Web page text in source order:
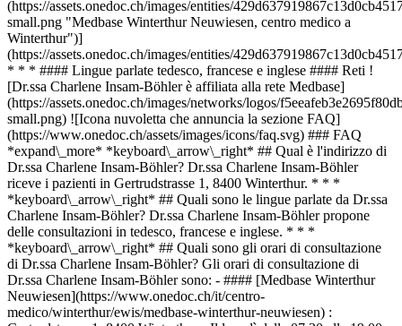
(https://assets.onedoc.ch/images/entities/
small.png "Medbase Winterthur Neuwiesen, centro medico a
Winterthur")]
(https://assets.onedoc.ch/images/entities/
* * * #### Lingue parlate tedesco, francese e inglese #### Reti !
[Dr.ssa Charlene Insam-Böhler è affiliata alla rete Medbase]
(https://assets.onedoc.ch/images/networks/logos/
small.png) ![Icona nuvoletta che annuncia la sezione FAQ]
(https://www.onedoc.ch/assets/images/icons/faq.svg) ### FAQ
*expand\_more* *keyboard\_arrow\_right* ## Qual è l'indirizzo di
Dr.ssa Charlene Insam-Böhler? Dr.ssa Charlene Insam-Böhler
riceve i pazienti in Gertrudstrasse 1, 8400 Winterthur. * * *
*keyboard\_arrow\_right* ## Quali sono le lingue parlate da Dr.ssa
Charlene Insam-Böhler? Dr.ssa Charlene Insam-Böhler propone
delle consultazioni in tedesco, francese e inglese. * * *
*keyboard\_arrow\_right* ## Quali sono gli orari di consultazione
di Dr.ssa Charlene Insam-Böhler? Gli orari di consultazione di
Dr.ssa Charlene Insam-Böhler sono: - #### [Medbase Winterthur
Neuwiesen](https://www.onedoc.ch/it/centro-
medico/winterthur/ewis/medbase-winterthur-neuwiesen) :